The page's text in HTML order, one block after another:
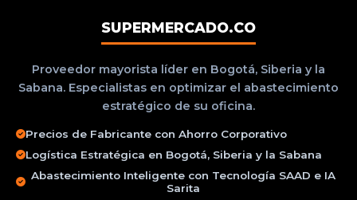
SUPERMERCADO.CO
Proveedor mayorista líder en Bogotá, Siberia y la
Sabana. Especialistas en optimizar el abastecimiento
estratégico de su oficina.
Precios de Fabricante con Ahorro Corporativo
Logística Estratégica en Bogotá, Siberia y la Sabana
Abastecimiento Inteligente con Tecnología SAAD e IA
Sarita